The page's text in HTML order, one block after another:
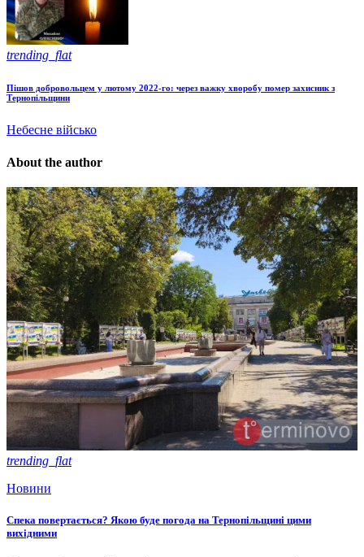
trending_flat
Пішов добровольцем у лютому 2022-го: через важку хворобу помер захисник з
Тернопільщини
Небесне військо
About the author
trending_flat
Новини
Спека повертається? Якою буде погода на Тернопільщині цими
вихідними